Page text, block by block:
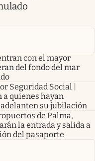
con el mayor
del fondo del mar
Seguridad Social |
a quienes hayan
su jubilación
de Palma,
la entrada y salida a
del pasaporte